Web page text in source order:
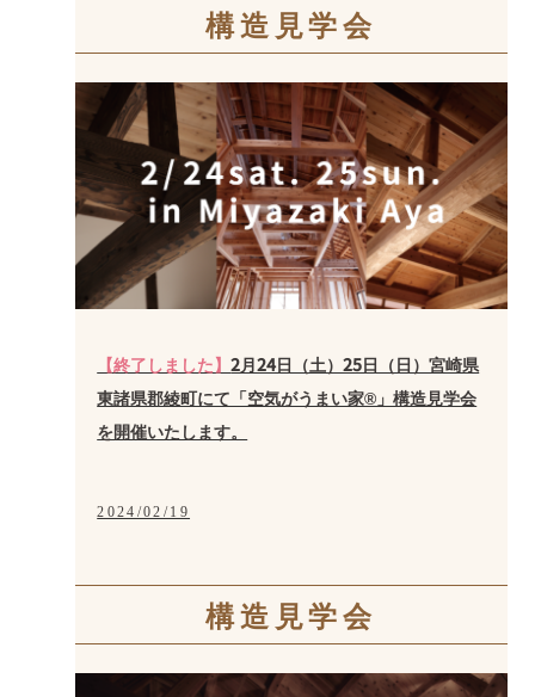
構造見学会
【終了しました】2月24日（土）25日（日）宮崎県
東諸県郡綾町にて「空気がうまい家®」構造見学会
を開催いたします。
2024/02/19
構造見学会